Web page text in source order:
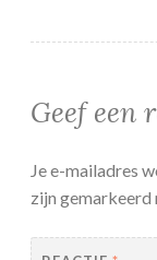
Geef een
Je e-mailadres
zijn gemarkeerd